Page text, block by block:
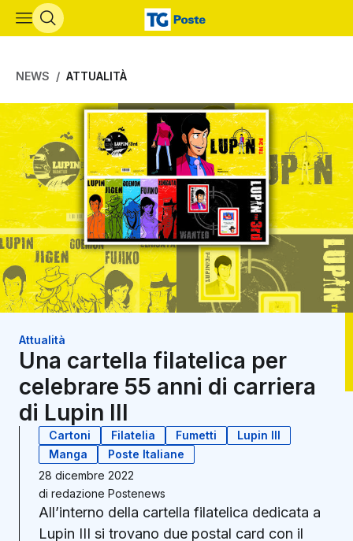
Vai al contenuto principale
NEWS ATTUALITÀ
Attualità
Una cartella filatelica per
celebrare 55 anni di carriera
di Lupin III
Cartoni Filatelia Fumetti
Lupin III
Manga
Poste Italiane
28 dicembre 2022
di redazione Postenews
All’interno della cartella filatelica dedicata a
Lupin III si trovano due postal card con il